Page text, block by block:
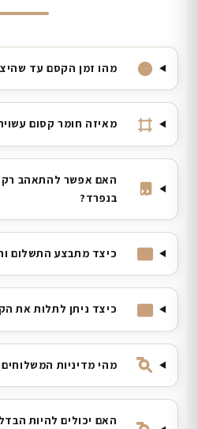
מהו זמן הקסם עד
מאיזה חומר קסום
האם אפשר להתאהב רק
בנפרד?
כיצד מתבצע התשלום
כיצד ניתן לתלות את
מהי מדיניות
האם יכולים להיות